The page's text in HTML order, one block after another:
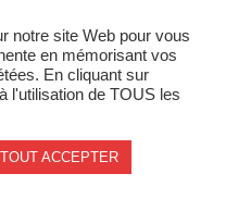
LinkedIn
notre site Web pour vous
en mémorisant vos
En cliquant sur
l'utilisation de TOUS les
TOUT ACCEPTER